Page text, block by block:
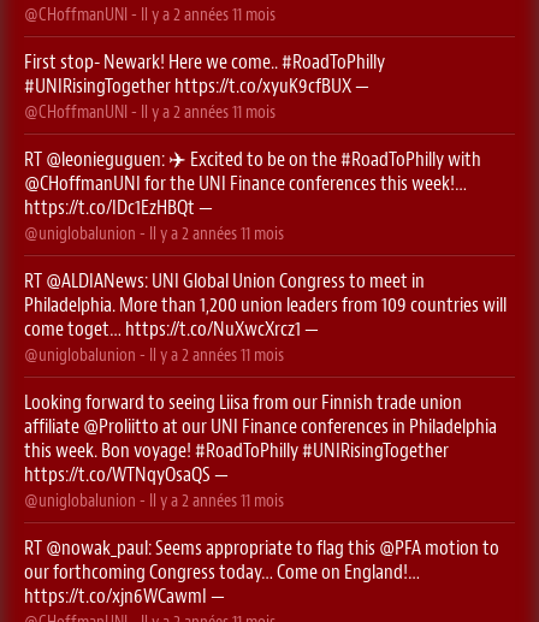
@CHoffmanUNI - Il y a 2 années 11 mois
First stop- Newark! Here we come..#RoadToPhilly
#UNIRisingTogether https://t.co/xyuK9cfBUX—
@CHoffmanUNI - Il y a 2 années 11 mois
RT @leonieguguen: ✈️ Excited to be on the#RoadToPhillywith
@CHoffmanUNI for the UNI Finance conferences this week!…
https://t.co/IDc1EzHBQt —
@uniglobalunion - Il y a 2 années 11 mois
RT @ALDIANews: UNI Global Union Congress to meet in
Philadelphia. More than 1,200 union leaders from 109 countries will
come toget… https://t.co/NuXwcXrcz1 —
@uniglobalunion - Il y a 2 années 11 mois
Looking forward to seeing Liisa from our Finnish trade union
affiliate @Proliitto at our UNI Finance conferences in Philadelphia
this week. Bon voyage! #RoadToPhilly#UNIRisingTogether
https://t.co/WTNqyOsaQS —
@uniglobalunion - Il y a 2 années 11 mois
RT @nowak_paul: Seems appropriate to flag this ⁦ @PFA ⁩ motion to
our forthcoming Congress today… Come on England!…
https://t.co/xjn6WCawmI —